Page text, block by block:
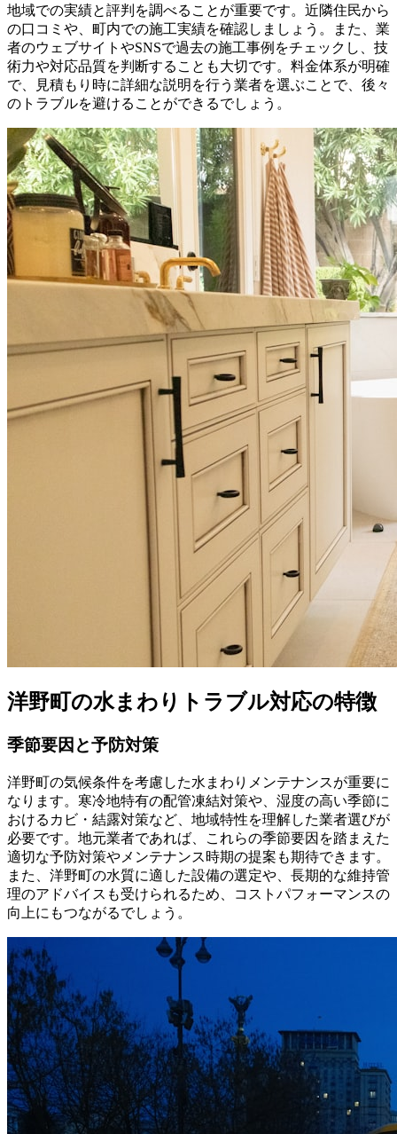
地域での実績と評判を調べることが重要です。近隣住民から
の口コミや、町内での施工実績を確認しましょう。また、業
者のウェブサイトやSNSで過去の施工事例をチェックし、技
術力や対応品質を判断することも大切です。料金体系が明確
で、見積もり時に詳細な説明を行う業者を選ぶことで、後々
のトラブルを避けることができるでしょう。
洋野町の水まわりトラブル対応の特徴
季節要因と予防対策
洋野町の気候条件を考慮した水まわりメンテナンスが重要に
なります。寒冷地特有の配管凍結対策や、湿度の高い季節に
おけるカビ・結露対策など、地域特性を理解した業者選びが
必要です。地元業者であれば、これらの季節要因を踏まえた
適切な予防対策やメンテナンス時期の提案も期待できます。
また、洋野町の水質に適した設備の選定や、長期的な維持管
理のアドバイスも受けられるため、コストパフォーマンスの
向上にもつながるでしょう。